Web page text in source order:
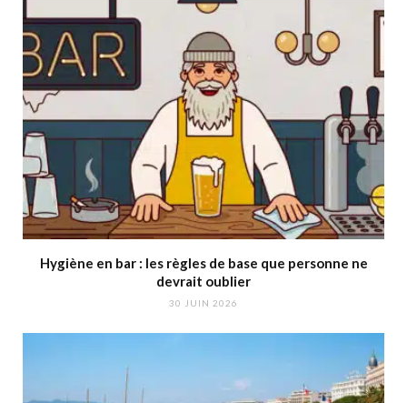
Hygiène en bar : les règles de base que personne ne
devrait oublier
30 JUIN 2026